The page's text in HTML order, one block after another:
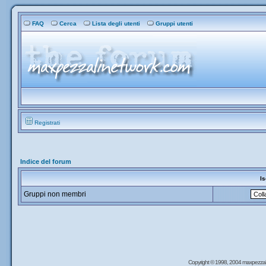
FAQ Cerca Lista degli utenti Gruppi utenti
Registrati
Indice del forum
Gruppi non membri
Copyright © 1998, 2004